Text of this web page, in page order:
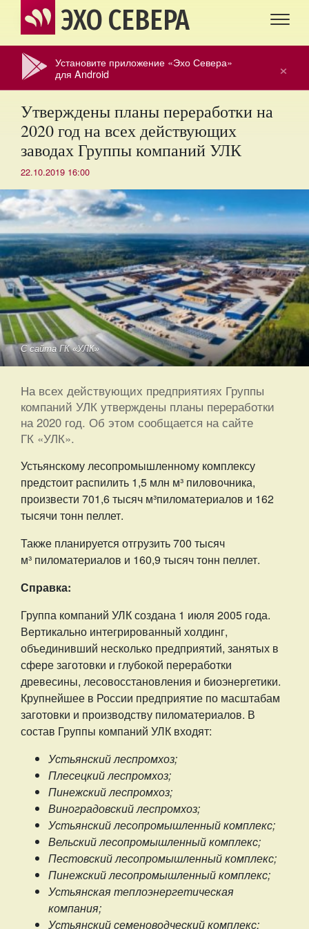
ЭХО СЕВЕРА
×
Установите приложение «Эхо Севера»
для Android
Утверждены планы переработки на
2020 год на всех действующих
заводах Группы компаний УЛК
22.10.2019 16:00
С сайта ГК «УЛК»
На всех действующих предприятиях Группы
компаний УЛК утверждены планы переработки
на 2020 год. Об этом сообщается на сайте
ГК «УЛК».
Устьянскому лесопромышленному комплексу
предстоит распилить 1,5 млн м³ пиловочника,
произвести 701,6 тысяч м³пиломатериалов и 162
тысячи тонн пеллет.
Также планируется отгрузить 700 тысяч
м³ пиломатериалов и 160,9 тысяч тонн пеллет.
Справка:
Группа компаний УЛК создана 1 июля 2005 года.
Вертикально интегрированный холдинг,
объединивший несколько предприятий, занятых в
сфере заготовки и глубокой переработки
древесины, лесовосстановления и биоэнергетики.
Крупнейшее в России предприятие по масштабам
заготовки и производству пиломатериалов. В
состав Группы компаний УЛК входят:
Устьянский леспромхоз;
Плесецкий леспромхоз;
Пинежский леспромхоз;
Виноградовский леспромхоз;
Устьянский лесопромышленный комплекс;
Вельский лесопромышленный комплекс;
Пестовский лесопромышленный комплекс;
Пинежский лесопромышленный комплекс;
Устьянская теплоэнергетическая
компания;
Устьянский семеноводческий комплекс;